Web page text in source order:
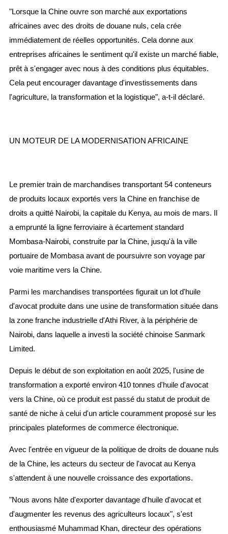
"Lorsque la Chine ouvre son marché aux exportations
africaines avec des droits de douane nuls, cela crée
immédiatement de réelles opportunités. Cela donne aux
entreprises africaines le sentiment qu'il existe un marché fiable,
prêt à s'engager avec nous à des conditions plus équitables.
Cela peut encourager davantage d'investissements dans
l'agriculture, la transformation et la logistique", a-t-il déclaré.
UN MOTEUR DE LA MODERNISATION AFRICAINE
Le premier train de marchandises transportant 54 conteneurs
de produits locaux exportés vers la Chine en franchise de
droits a quitté Nairobi, la capitale du Kenya, au mois de mars. Il
a emprunté la ligne ferroviaire à écartement standard
Mombasa-Nairobi, construite par la Chine, jusqu'à la ville
portuaire de Mombasa avant de poursuivre son voyage par
voie maritime vers la Chine.
Parmi les marchandises transportées figurait un lot d'huile
d'avocat produite dans une usine de transformation située dans
la zone franche industrielle d'Athi River, à la périphérie de
Nairobi, dans laquelle a investi la société chinoise Sanmark
Limited.
Depuis le début de son exploitation en août 2025, l'usine de
transformation a exporté environ 410 tonnes d'huile d'avocat
vers la Chine, où ce produit est passé du statut de produit de
santé de niche à celui d'un article couramment proposé sur les
principales plateformes de commerce électronique.
Avec l'entrée en vigueur de la politique de droits de douane nuls
de la Chine, les acteurs du secteur de l'avocat au Kenya
s'attendent à une nouvelle croissance des exportations.
"Nous avons hâte d'exporter davantage d'huile d'avocat et
d'augmenter les revenus des agriculteurs locaux", s'est
enthousiasmé Muhammad Khan, directeur des opérations